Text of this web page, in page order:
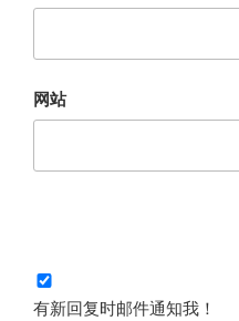
网站
有新回复时邮件通知我！